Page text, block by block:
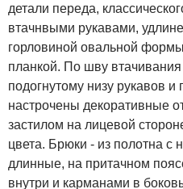
детали переда,
втачнвыми рукавами,
горловиной овальной
планкой. По шву втачивания
подогнутому низу рукавов и
настрочены декоративные
застилом на лицевой
цвета. Брюки - из полотна с
длинные, на притачном
внутри и карманами в